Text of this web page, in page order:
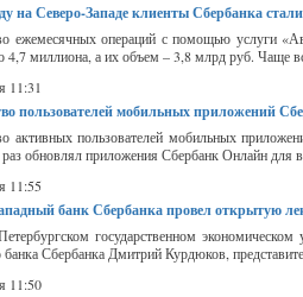
на Северо-Западе клиенты Сбербанка
ежемесячных операций с помощью услуги
4,7 миллиона, а их объем – 3,8 млрд руб. Чаще
11:31
пользователей мобильных приложений
активных пользователей мобильных
раз обновлял приложения Сбербанк Онлайн для
11:55
банк Сбербанка провел открытую
государственном экономическом
банка Сбербанка Дмитрий Курдюков,
11:50